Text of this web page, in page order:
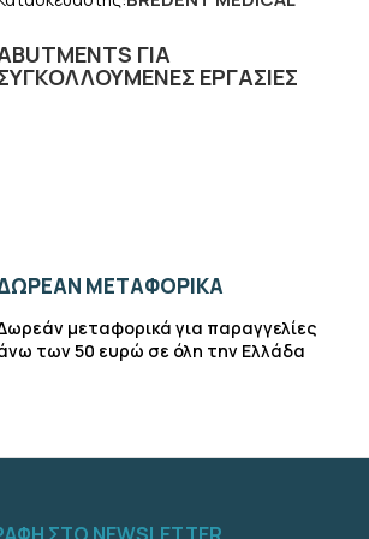
ΓΙΑ
ΕΡΓΑΣΙΕΣ
ΜΕΤΑΦΟΡΙΚΑ
μεταφορικά για παραγγελίες
των 50 ευρώ σε όλη την Ελλάδα